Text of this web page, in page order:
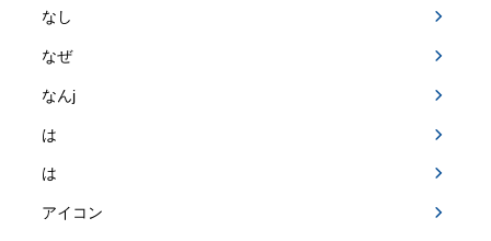
なし
なぜ
なんj
は
は
アイコン